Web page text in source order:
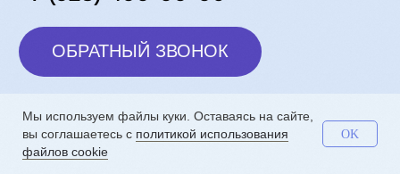
Мы используем файлы куки. Оставаясь на сайте,
вы соглашаетесь c политикой использования
файлов cookie
OK